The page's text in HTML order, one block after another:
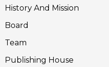
History And Mission
Board
Team
Publishing House